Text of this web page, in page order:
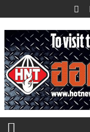
to
content